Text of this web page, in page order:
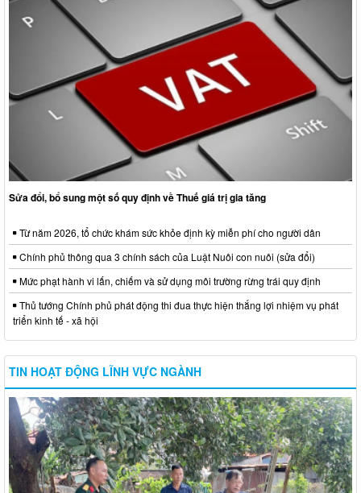
Sửa đổi, bổ sung một số quy định về Thuế giá trị gia tăng
Từ năm 2026, tổ chức khám sức khỏe định kỳ miễn phí cho người dân
Chính phủ thông qua 3 chính sách của Luật Nuôi con nuôi (sửa đổi)
Mức phạt hành vi lấn, chiếm và sử dụng môi trường rừng trái quy định
Thủ tướng Chính phủ phát động thi đua thực hiện thắng lợi nhiệm vụ phát
triển kinh tế - xã hội
TIN HOẠT ĐỘNG LĨNH VỰC NGÀNH